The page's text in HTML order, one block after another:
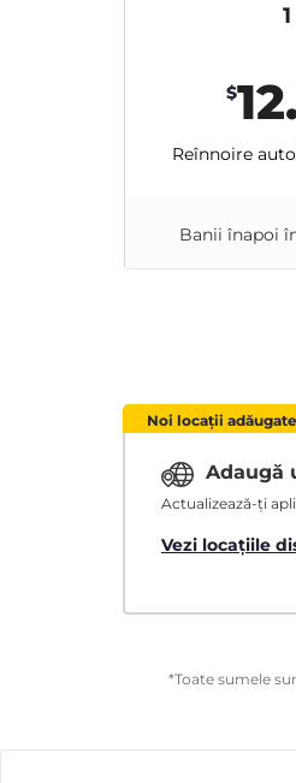
$
Reînnoire
Banii înapoi
Noi locații adăugate
Adaugă
Actualizează-ți
Vezi locațiile
*Toate sumele